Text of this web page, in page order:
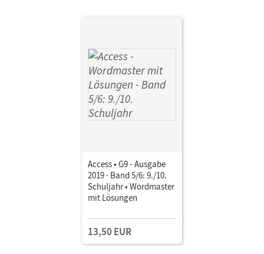
Access • G9 - Ausgabe
2019 · Band 5/6: 9./10.
Schuljahr • Wordmaster
mit Lösungen
13,50 EUR